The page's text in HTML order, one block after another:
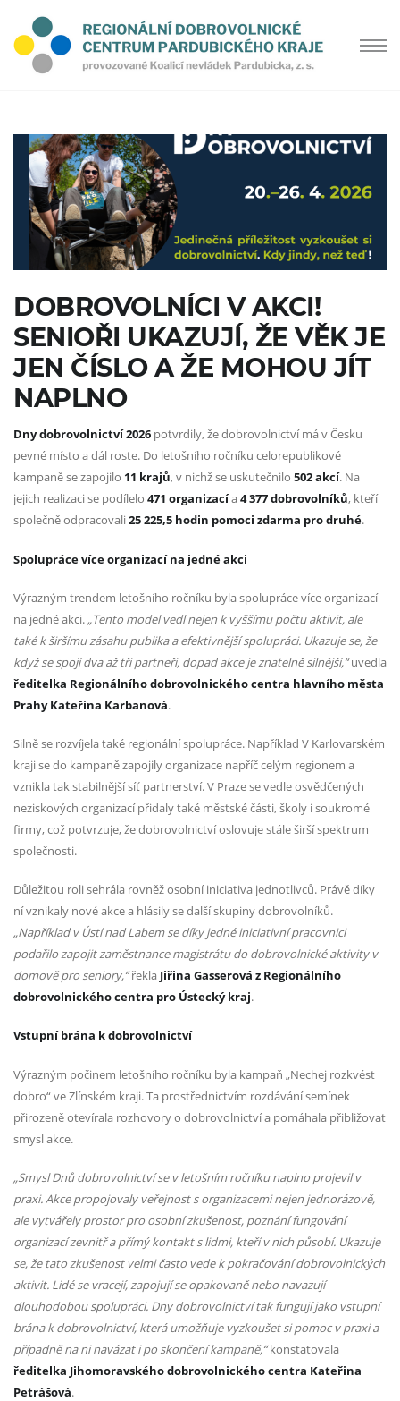
DOBROVOLNÍCI V AKCI!
SENIOŘI UKAZUJÍ, ŽE VĚK JE
JEN ČÍSLO A ŽE MOHOU JÍT
NAPLNO
Dny dobrovolnictví 2026 potvrdily, že dobrovolnictví má v Česku
pevné místo a dál roste. Do letošního ročníku celorepublikové
kampaně se zapojilo 11 krajů, v nichž se uskutečnilo 502 akcí. Na
jejich realizaci se podílelo 471 organizacía4 377 dobrovolníků, kteří
společně odpracovali25 225,5 hodin pomoci zdarma pro druhé.
Spolupráce více organizací na jedné akci
Výrazným trendem letošního ročníku byla spolupráce více organizací
na jedné akci.„Tento model vedl nejen k vyššímu počtu aktivit, ale
také k širšímu zásahu publika a efektivnější spolupráci. Ukazuje se, že
když se spojí dva až tři partneři, dopad akce je znatelně silnější,“uvedla
ředitelka Regionálního dobrovolnického centra hlavního města
Prahy Kateřina Karbanová.
Silně se rozvíjela také regionální spolupráce. Například V Karlovarském
kraji se do kampaně zapojily organizace napříč celým regionem a
vznikla tak stabilnější síť partnerství. V Praze se vedle osvědčených
neziskových organizací přidaly také městské části, školy i soukromé
firmy, což potvrzuje, že dobrovolnictví oslovuje stále širší spektrum
společnosti.
Důležitou roli sehrála rovněž osobní iniciativa jednotlivců. Právě díky
ní vznikaly nové akce a hlásily se další skupiny dobrovolníků.
„Například v Ústí nad Labem se díky jedné iniciativní pracovnici
podařilo zapojit zaměstnance magistrátu do dobrovolnické aktivity v
domově pro seniory,“řekla Jiřina Gasserová z Regionálního
dobrovolnického centra pro Ústecký kraj.
Vstupní brána k dobrovolnictví
Výrazným počinem letošního ročníku byla kampaň „Nechej rozkvést
dobro“ ve Zlínském kraji. Ta prostřednictvím rozdávání semínek
přirozeně otevírala rozhovory o dobrovolnictví a pomáhala přibližovat
smysl akce.
„Smysl Dnů dobrovolnictví se v letošním ročníku naplno projevil v
praxi. Akce propojovaly veřejnost s organizacemi nejen jednorázově,
ale vytvářely prostor pro osobní zkušenost, poznání fungování
organizací zevnitř a přímý kontakt s lidmi, kteří v nich působí. Ukazuje
se, že tato zkušenost velmi často vede k pokračování dobrovolnických
aktivit. Lidé se vracejí, zapojují se opakovaně nebo navazují
dlouhodobou spolupráci. Dny dobrovolnictví tak fungují jako vstupní
brána k dobrovolnictví, která umožňuje vyzkoušet si pomoc v praxi a
případně na ni navázat i po skončení kampaně,“konstatovala
ředitelka Jihomoravského dobrovolnického centra Kateřina
Petrášová.